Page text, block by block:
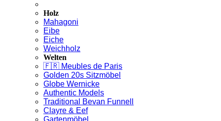
Holz
Mahagoni
Eibe
Eiche
Weichholz
Welten
🇫🇷 Meubles de Paris
Golden 20s Sitzmöbel
Globe Wernicke
Authentic Models
Traditional Bevan Funnell
Clayre & Eef
Gartenmöbel